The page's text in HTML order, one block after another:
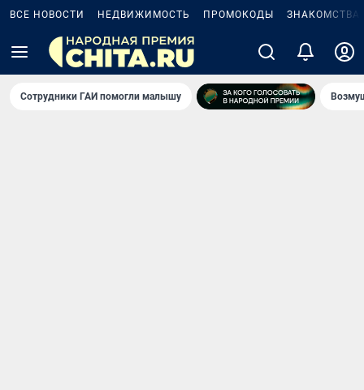
ВСЕ НОВОСТИ НЕДВИЖИМОСТЬ ПРОМОКОДЫ ЗНАКОМСТВА
Сотрудники ГАИ помогли малышу